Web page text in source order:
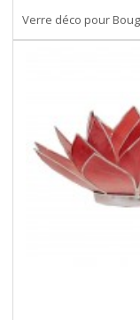
Verre déco pour